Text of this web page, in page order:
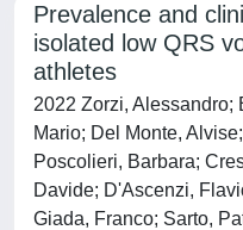
Prevalence and
isolated low QRS
athletes
2022 Zorzi, Alessandro;
Mario; Del Monte,
Poscolieri, Barbara;
Davide; D'Ascenzi,
Giada, Franco; Sarto,